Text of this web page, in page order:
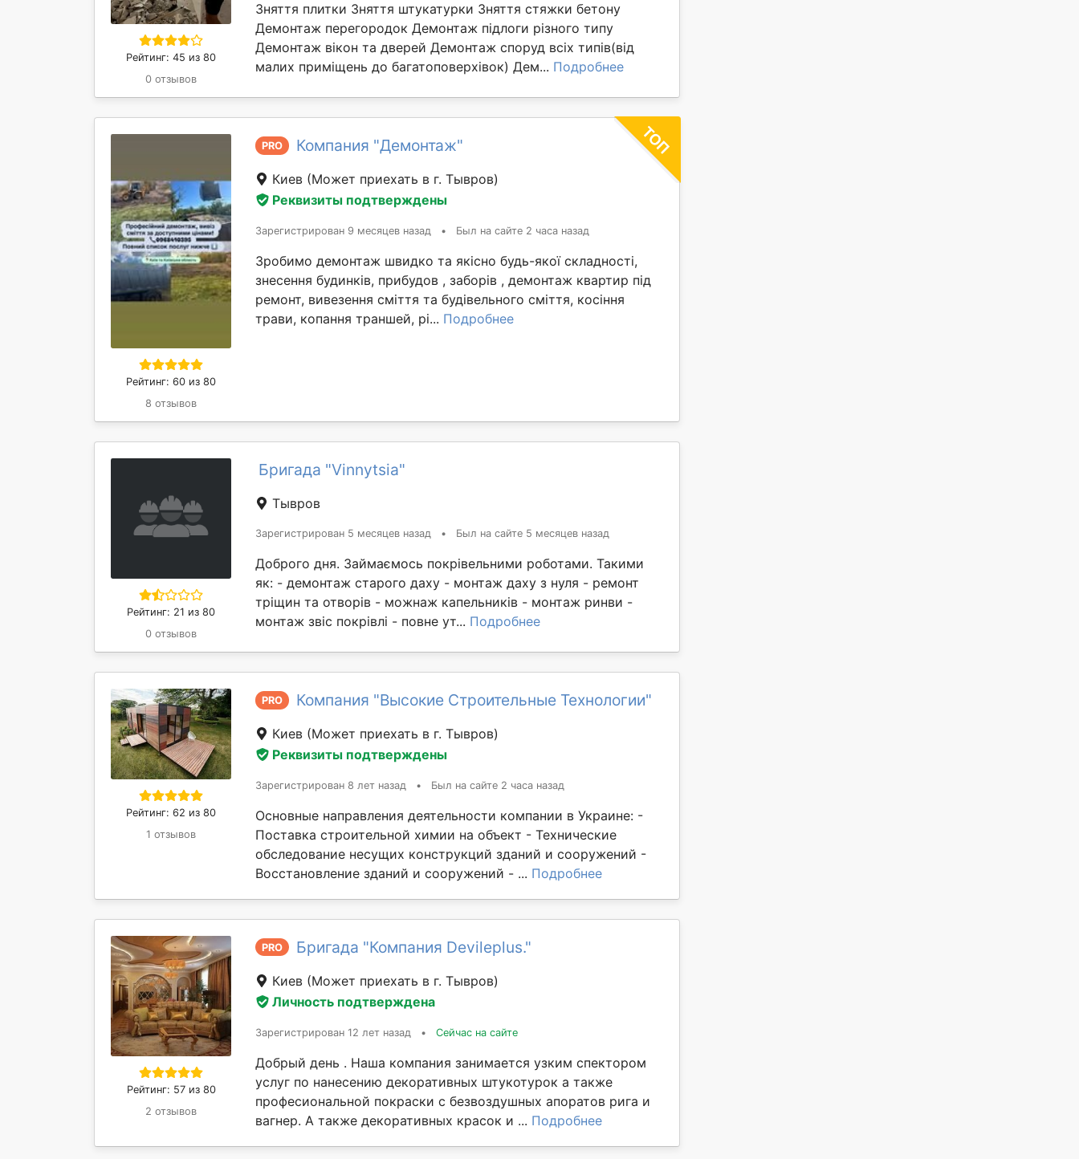
Рейтинг: 45 из 80
0 отзывов
Зняття плитки Зняття штукатурки Зняття стяжки бетону
Демонтаж перегородок Демонтаж підлоги різного типу
Демонтаж вікон та дверей Демонтаж споруд всіх типів(від
малих приміщень до багатоповерхівок) Дем... Подробнее
Рейтинг: 60 из 80
8 отзывов
PRO Компания "Демонтаж"
Киев (Может приехать в г. Тывров)
Реквизиты подтверждены
Зарегистрирован 9 месяцев назад • Был на сайте 2 часа назад
Зробимо демонтаж швидко та якісно будь-якої складності,
знесення будинків, прибудов , заборів , демонтаж квартир під
ремонт, вивезення сміття та будівельного сміття, косіння
трави, копання траншей, рі... Подробнее
Рейтинг: 21 из 80
0 отзывов
Бригада "Vinnytsia"
Тывров
Зарегистрирован 5 месяцев назад • Был на сайте 5 месяцев назад
Доброго дня. Займаємось покрівельними роботами. Такими
як: - демонтаж старого даху - монтаж даху з нуля - ремонт
тріщин та отворів - можнаж капельників - монтаж ринви -
монтаж звіс покрівлі - повне ут... Подробнее
Рейтинг: 62 из 80
1 отзывов
PRO Компания "Высокие Строительные Технологии"
Киев (Может приехать в г. Тывров)
Реквизиты подтверждены
Зарегистрирован 8 лет назад • Был на сайте 2 часа назад
Основные направления деятельности компании в Украине: -
Поставка строительной химии на объект - Технические
обследование несущих конструкций зданий и сооружений -
Восстановление зданий и сооружений - ... Подробнее
Рейтинг: 57 из 80
2 отзывов
PRO Бригада "Компания Devileplus."
Киев (Может приехать в г. Тывров)
Личность подтверждена
Зарегистрирован 12 лет назад • Сейчас на сайте
Добрый день . Наша компания занимается узким спектором
услуг по нанесению декоративных штукотурок а также
професиональной покраски с безвоздушных апоратов рига и
вагнер. А также декоративных красок и ... Подробнее